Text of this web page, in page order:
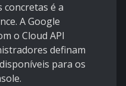
concretas é a
. A Google
o Cloud API
definam
para os